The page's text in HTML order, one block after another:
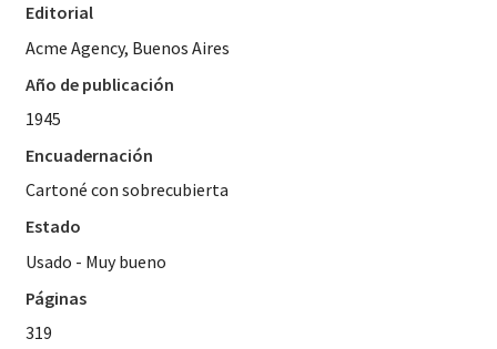
Editorial
Acme Agency, Buenos Aires
Año de publicación
1945
Encuadernación
Cartoné con sobrecubierta
Estado
Usado - Muy bueno
Páginas
319